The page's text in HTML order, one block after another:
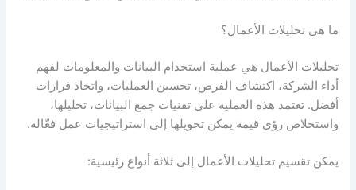
ما هي تحليلات الأعمال؟
تحليلات الأعمال هي عملية استخدام البيانات والمعلومات لفهم
أداء الشركة، اكتشاف الفرص، تحسين العمليات، واتخاذ قرارات
أفضل. تعتمد هذه العملية على تقنيات جمع البيانات، تحليلها،
واستخلاص رؤى قيمة يمكن تحويلها إلى استراتيجيات عمل فعّالة.
يمكن تقسيم تحليلات الأعمال إلى ثلاثة أنواع رئيسية: